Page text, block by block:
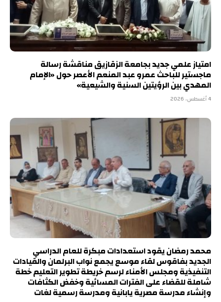
امتياز علمي جديد بجامعة الزقازيق مناقشة رسالة
ماجستير للباحث عمرو عبد المنعم الأعصر حول «الإمام
المهدي بين الرؤيتين السنية والشيعية»
4 أغسطس، 2026
محمد رمضان يقود استعدادات مبكرة للعام الدراسي
الجديد بفاقوس لقاء موسع يجمع نواب البرلمان والقيادات
التنفيذية ومجلس الأمناء لرسم خريطة تطوير التعليم خطة
شاملة للقضاء على الفترات المسائية وخفض الكثافات
وإنشاء مدرسة مصرية يابانية ومدرسة رسمية لغات